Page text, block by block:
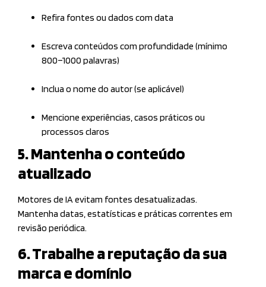
Refira fontes ou dados com data
Escreva conteúdos com profundidade (mínimo
800–1000 palavras)
Inclua o nome do autor (se aplicável)
Mencione experiências, casos práticos ou
processos claros
5. Mantenha o conteúdo
atualizado
Motores de IA evitam fontes desatualizadas.
Mantenha datas, estatísticas e práticas correntes em
revisão periódica.
6. Trabalhe a reputação da sua
marca e domínio